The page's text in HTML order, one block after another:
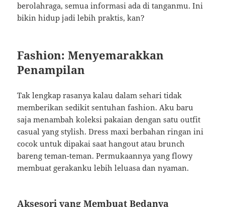
berolahraga, semua informasi ada di tanganmu. Ini
bikin hidup jadi lebih praktis, kan?
Fashion: Menyemarakkan
Penampilan
Tak lengkap rasanya kalau dalam sehari tidak
memberikan sedikit sentuhan fashion. Aku baru
saja menambah koleksi pakaian dengan satu outfit
casual yang stylish. Dress maxi berbahan ringan ini
cocok untuk dipakai saat hangout atau brunch
bareng teman-teman. Permukaannya yang flowy
membuat gerakanku lebih leluasa dan nyaman.
Aksesori yang Membuat Bedanya